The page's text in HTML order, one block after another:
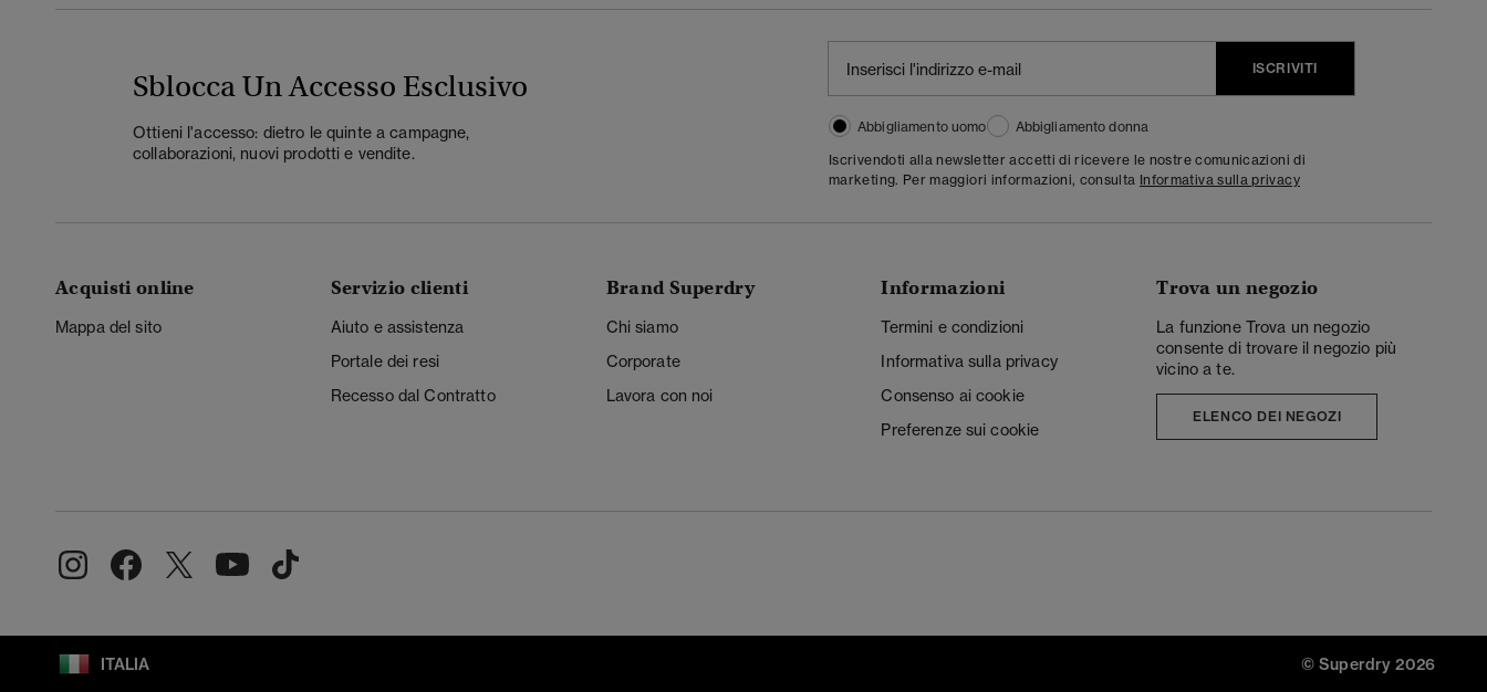
Sblocca Un Accesso Esclusivo
Ottieni l'accesso: dietro le quinte a campagne,
collaborazioni, nuovi prodotti e vendite.
ISCRIVITI
Abbigliamento uomo
Abbigliamento donna
Iscrivendoti alla newsletter accetti di ricevere le nostre comunicazioni di
marketing. Per maggiori informazioni, consulta Informativa sulla privacy
Acquisti online
Mappa del sito
Servizio clienti
Aiuto e assistenza
Portale dei resi
Recesso dal Contratto
Brand Superdry
Chi siamo
Corporate
Lavora con noi
Informazioni
Termini e condizioni
Informativa sulla privacy
Consenso ai cookie
Preferenze sui cookie
Trova un negozio
La funzione Trova un negozio
consente di trovare il negozio più
vicino a te.
ELENCO DEI NEGOZI
ITALIA © Superdry 2026